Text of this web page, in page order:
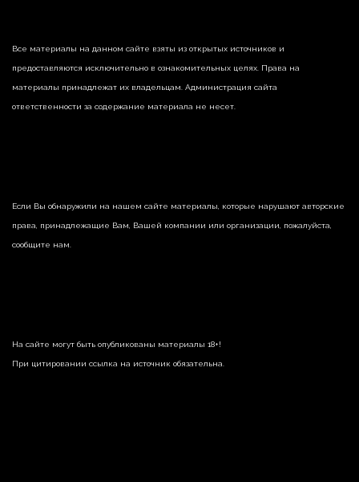
Все материалы на данном сайте взяты из открытых источников и
предоставляются исключительно в ознакомительных целях. Права на
материалы принадлежат их владельцам. Администрация сайта
ответственности за содержание материала не несет.
Если Вы обнаружили на нашем сайте материалы, которые нарушают авторские
права, принадлежащие Вам, Вашей компании или организации, пожалуйста,
сообщите нам.
На сайте могут быть опубликованы материалы 18+!
При цитировании ссылка на источник обязательна.